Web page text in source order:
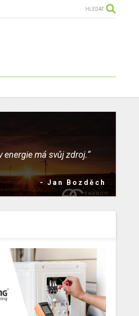
HLEDAT
energie má svůj zdroj.“
- Jan Bozděch